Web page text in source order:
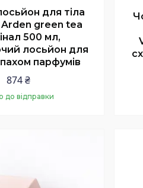
для тіла
green tea
500 мл,
лосьйон для
парфумів
874 ₴
до відправки